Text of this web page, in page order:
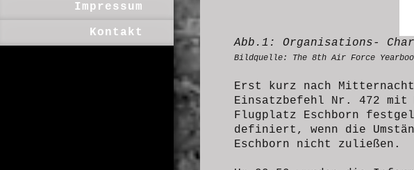
Impressum
Kontakt
Abb.1: Organisations-
Bildquelle: The 8th Air Force
Erst kurz nach
Einsatzbefehl Nr. 472 mit
Flugplatz Eschborn
definiert, wenn die
Eschborn nicht zuließen.